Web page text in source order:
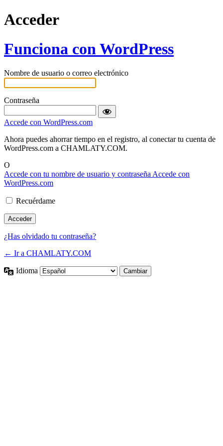
Acceder
Funciona con WordPress
Nombre de usuario o correo electrónico
Contraseña
Accede con WordPress.com
Ahora puedes ahorrar tiempo en el registro, al conectar tu cuenta de
WordPress.com a CHAMLATY.COM.
O
Accede con tu nombre de usuario y contraseña Accede con
WordPress.com
Recuérdame
¿Has olvidado tu contraseña?
← Ir a CHAMLATY.COM
Idioma